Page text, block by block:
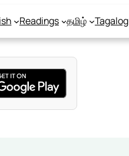
Readings தமிழ் Tagalog